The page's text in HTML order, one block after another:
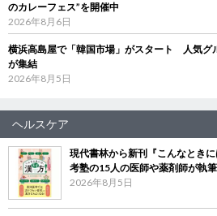
のカレーフェス”を開催中
2026年8月6日
横浜高島屋で「韓国市場」がスタート 人気グ
が集結
2026年8月5日
ヘルスケア
現代書林から新刊『こんなとき
考塾の15人の医師や薬剤師が執筆
2026年8月5日